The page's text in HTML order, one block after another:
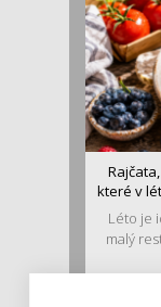
které v
Léto je
malý